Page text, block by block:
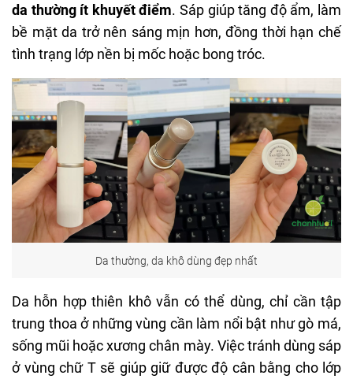
da thường ít khuyết điểm. Sáp giúp tăng độ ẩm, làm
bề mặt da trở nên sáng mịn hơn, đồng thời hạn chế
tình trạng lớp nền bị mốc hoặc bong tróc.
Da thường, da khô dùng đẹp nhất
Da hỗn hợp thiên khô vẫn có thể dùng, chỉ cần tập
trung thoa ở những vùng cần làm nổi bật như gò má,
sống mũi hoặc xương chân mày. Việc tránh dùng sáp
ở vùng chữ T sẽ giúp giữ được độ cân bằng cho lớp